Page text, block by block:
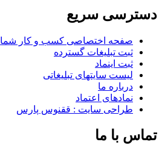
دسترسی سریع
صفحه اختصاصی کسب و کار شما
ثبت تبلیغات گسترده
ثبت اینماد
لیست سایتهای تبلیغاتی
درباره ما
نمادهای اعتماد
طراحی سایت : ققنوس پارس
تماس با ما